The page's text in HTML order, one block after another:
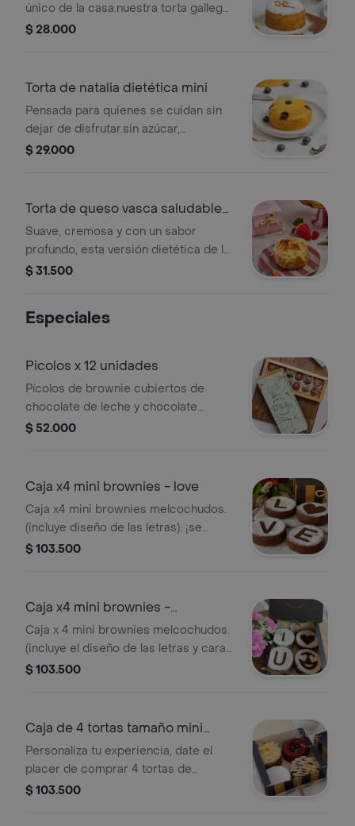
único de la casa.nuestra torta gallega
está elaborada con 100 harina de
inolvidable.libre de gluten y
entrega en caja de regalo.
$ 28.000
Torta de natalia dietética mini
Pensada para quienes se cuidan sin
dejar de disfrutar.sin azúcar,
endulzada con eritritol y
gluten y lácteos.rinde entre 1 y 2
porciones.¡se envía en caja de regalo!
$ 29.000
Torta de queso vasca saludable
mini
Suave, cremosa y con un sabor
profundo, esta versión dietética de la
torta vasca está hecha sin azúcar
horneada a alta temperatura para
y una textura que se derrite en boca.
$ 31.500
Especiales
Picolos x 12 unidades
Pícolos de brownie cubiertos de
chocolate de leche y chocolate
blanco. (brownie melcochudo, red
$ 52.000
Caja x4 mini brownies - love
Caja x4 mini brownies melcochudos.
(incluye diseño de las letras). ¡se
entrega en caja de regalo!
$ 103.500
Caja x4 mini brownies -
enamorado
Caja x 4 mini brownies melcochudos.
(incluye el diseño de las letras y cara
de enamorado). ¡se entrega en caja
$ 103.500
Caja de 4 tortas tamaño mini
surtidas
Personaliza tu experiencia, date el
placer de comprar 4 tortas de
diferentes sabores en una sola caja.
$ 103.500